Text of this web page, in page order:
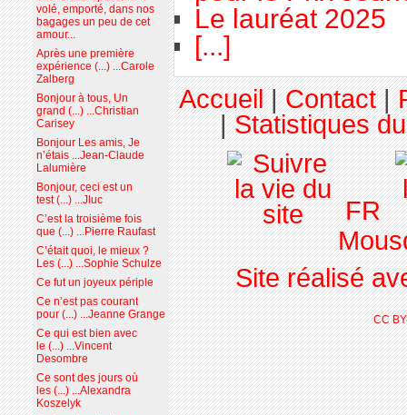
Le lauréat 2025
[...]
volé, emporté, dans nos
bagages un peu de cet
amour...
Après une première
expérience (...) ...Carole
Zalberg
Bonjour à tous, Un
grand (...) ...Christian
Carisey
Bonjour Les amis, Je
n’étais ...Jean-Claude
Lalumière
Bonjour, ceci est un
test (...) ...Jluc
C’est la troisième fois
que (...) ...Pierre Raufast
C’était quoi, le mieux ?
Les (...) ...Sophie Schulze
Ce fut un joyeux périple
Ce n’est pas courant
pour (...) ...Jeanne Grange
Ce qui est bien avec
le (...) ...Vincent
Desombre
Ce sont des jours où
les (...) ...Alexandra
Koszelyk
Accueil|Contact|
|Statistiques
FR
Site réalisé
CC